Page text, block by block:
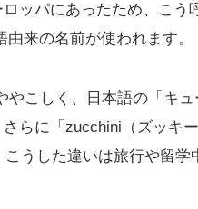
ッパにあったため、こう
来の名前が使われます。
こしく、日本語の「キ
らに「zucchini（ズッキ
うした違いは旅行や留学